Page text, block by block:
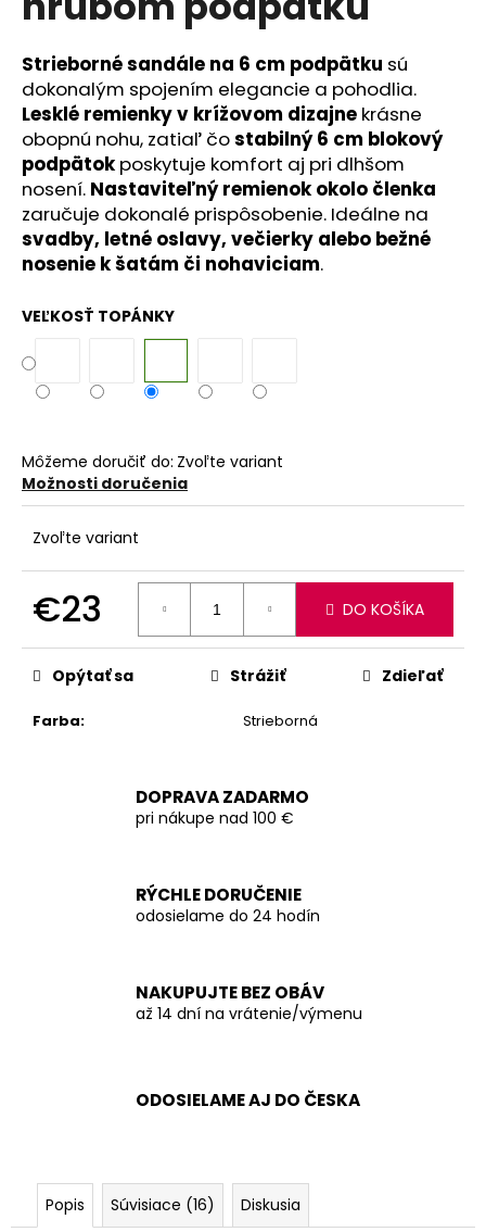
Strieborné sandále na 6 cm podpätku sú
dokonalým spojením elegancie a pohodlia.
Lesklé remienky v krížovom dizajne krásne
obopnú nohu, zatiaľ čostabilný 6 cm blokový
podpätok poskytuje komfort aj pri dlhšom
nosení. Nastaviteľný remienok okolo členka
zaručuje dokonalé prispôsobenie. Ideálne na
svadby, letné oslavy, večierky alebo bežné
nosenie k šatám či nohaviciam.
VEĽKOSŤ TOPÁNKY
Môžeme doručiť do: Zvoľte variant
Možnosti doručenia
Zvoľte variant
€23 DO KOŠÍKA
Farba: Strieborná
Opýtať sa Strážiť Zdieľať
DOPRAVA ZADARMO
pri nákupe nad 100 €
RÝCHLE DORUČENIE
odosielame do 24 hodín
NAKUPUJTE BEZ OBÁV
až 14 dní na vrátenie/výmenu
ODOSIELAME AJ DO ČESKA
Popis Súvisiace (16) Diskusia
a
m
e